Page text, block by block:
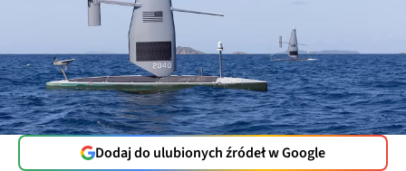
Dodaj do ulubionych źródeł w Google